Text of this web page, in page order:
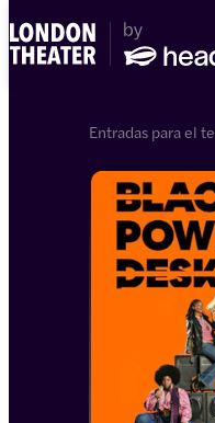
Entradas para el